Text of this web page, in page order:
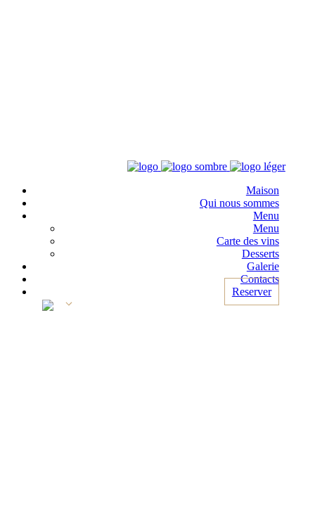
Maison
Qui nous sommes
Menu
Menu
Carte des vins
Desserts
Galerie
Contacts
Reserver